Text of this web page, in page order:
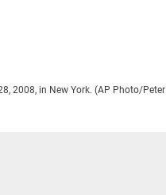
2008, in New York. (AP Photo/Peter